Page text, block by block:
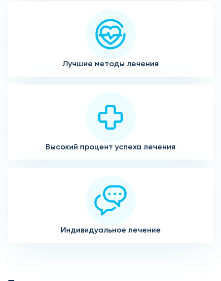
Лучшие методы лечения
Высокий процент успеха лечения
Индивидуальное лечение